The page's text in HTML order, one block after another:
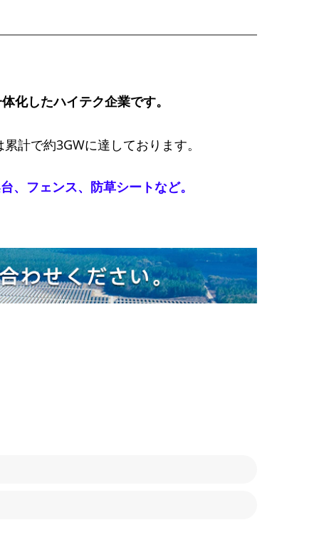
化したハイテク企業です。
計で約3GWに達しております。
、 フェンス、 防草シートなど。